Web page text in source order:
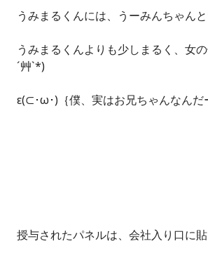
うみまるくんには、うーみんちゃんと
うみまるくんよりも少しまるく、女
´艸`*)
ε(⊂･ω･)｛僕、実はお兄ちゃんなんだ
授与されたパネルは、会社入り口に貼